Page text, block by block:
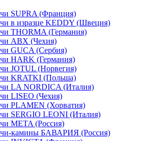
SUPRA (Франция)
в изразце KEDDY (Швеция)
THORMA (Германия)
ABX (Чехия)
GUCA (Сербия)
HARK (Германия)
JOTUL (Норвегия)
KRATKI (Польша)
LA NORDICA (Италия)
LISEO (Чехия)
PLAMEN (Хорватия)
SERGIO LEONI (Италия)
META (Россия)
камины БАВАРИЯ (Россия)